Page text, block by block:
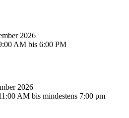
2026
AM bis 6:00 PM
2026
AM bis mindestens 7:00 pm